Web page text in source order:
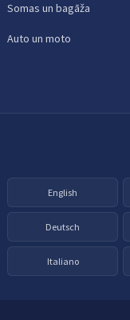
Somas un bagāža
Auto un moto
English
Deutsch
Italiano